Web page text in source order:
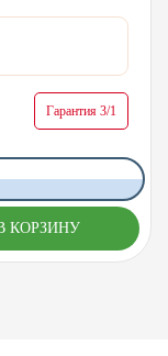
Гарантия 3/1